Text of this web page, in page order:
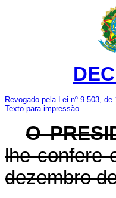
Revogado pela Lei nº 9.503, de
Texto para impressão
O
lhe confere
dezembro